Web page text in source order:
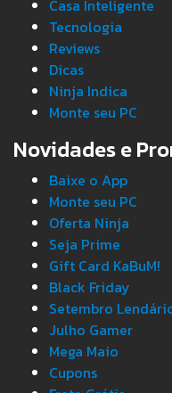
Casa Inteligente
Tecnologia
Reviews
Dicas
Ninja Indica
Monte seu PC
Novidades e
Baixe o App
Monte seu PC
Oferta Ninja
Seja Prime
Gift Card KaBuM!
Black Friday
Setembro
Julho Gamer
Mega Maio
Cupons